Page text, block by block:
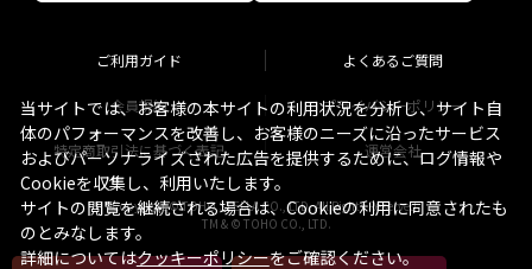
ご利用ガイド よくあるご質問
会員規約 プライバシーポリシー
特定商取引法に基づく表記 運営会社
Copyright © TOHO STELLA CO., LTD. All Rights Reserved.
TM & © TOHO CO., LTD.
当サイトでは、お客様の本サイトの利用状況を分析し、サイト自
体のパフォーマンスを改善し、お客様のニーズに沿ったサービス
およびパーソナライズされた広告を提供するために、ログ情報や
Cookieを収集し、利用いたします。
サイトの閲覧を継続される場合は、Cookieの利用に同意されたも
のとみなします。
詳細についてはクッキーポリシーをご確認ください。